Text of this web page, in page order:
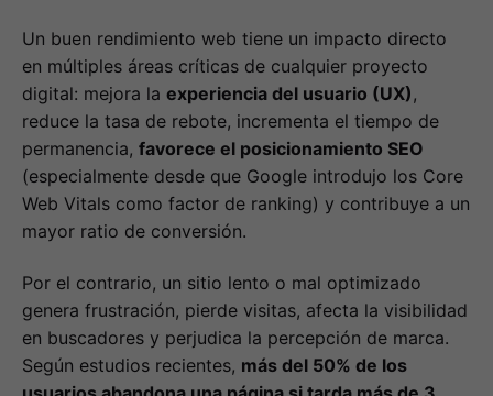
Un buen rendimiento web tiene un impacto directo
en múltiples áreas críticas de cualquier proyecto
digital: mejora la experiencia del usuario (UX),
reduce la tasa de rebote, incrementa el tiempo de
permanencia, favorece el posicionamiento SEO
(especialmente desde que Google introdujo los Core
Web Vitals como factor de ranking) y contribuye a un
mayor ratio de conversión.
Por el contrario, un sitio lento o mal optimizado
genera frustración, pierde visitas, afecta la visibilidad
en buscadores y perjudica la percepción de marca.
Según estudios recientes, más del 50% de los